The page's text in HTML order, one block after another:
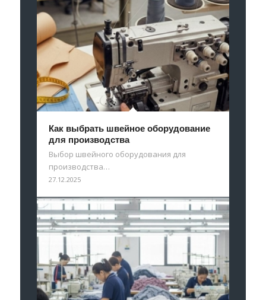
Как выбрать швейное оборудование
для производства
Выбор швейного оборудования для
производства…
27.12.2025